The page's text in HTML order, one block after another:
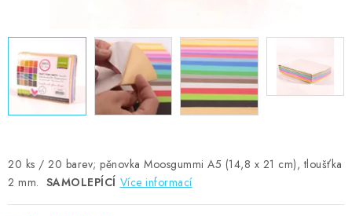
20 ks / 20 barev; pěnovka Moosgummi A5 (14,8 x 21 cm), tloušťka
2 mm. SAMOLEPÍCÍ Více informací